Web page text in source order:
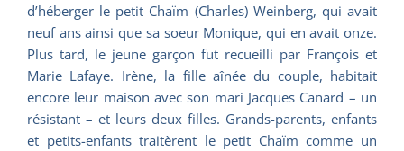
d’héberger le petit Chaïm (Charles) Weinberg, qui avait
neuf ans ainsi que sa soeur Monique, qui en avait onze.
Plus tard, le jeune garçon fut recueilli par François et
Marie Lafaye. Irène, la fille aînée du couple, habitait
encore leur maison avec son mari Jacques Canard – un
résistant – et leurs deux filles. Grands-parents, enfants
et petits-enfants traitèrent le petit Chaïm comme un